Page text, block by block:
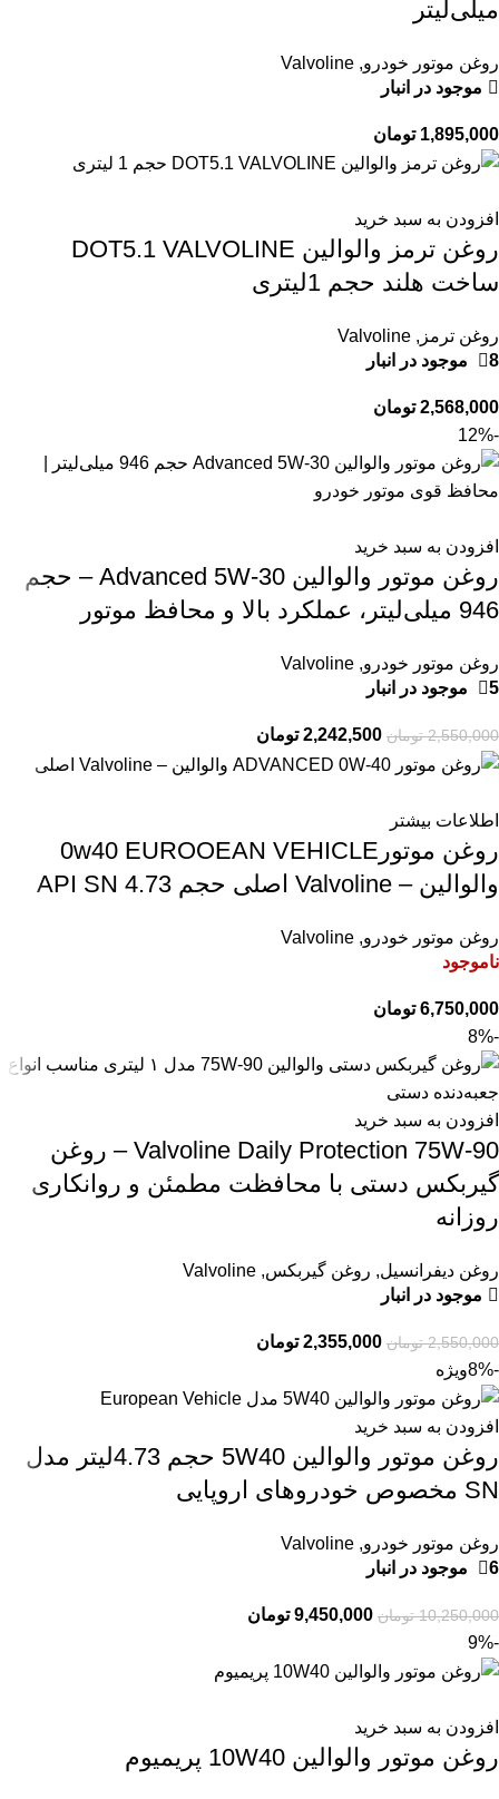
میلی‌لیتر
روغن موتور خودرو,
Valvoline
موجود در انبار
1,895,000 تومان
افزودن به سبد خرید
روغن ترمز والوالین DOT5.1 VALVOLINE
ساخت هلند حجم 1لیتری
روغن ترمز ,
Valvoline
8 موجود در انبار
2,568,000 تومان
-12%
افزودن به سبد خرید
روغن موتور والوالین Advanced 5W-30 – حجم
946 میلی‌لیتر، عملکرد بالا و محافظ موتور
روغن موتور خودرو,
Valvoline
5 موجود در انبار
2,550,000 تومان 2,242,500 تومان
اطلاعات بیشتر
روغن موتور0w40 EUROOEAN VEHICLE
والوالین – Valvoline اصلی حجم 4.73 API SN
روغن موتور خودرو,
Valvoline
ناموجود
6,750,000 تومان
-8%
افزودن به سبد خرید
Valvoline Daily Protection 75W‑90 – روغن
گیربکس دستی با محافظت مطمئن و روانکاری
روزانه
روغن دیفرانسیل, روغن گیربکس,
Valvoline
موجود در انبار
2,550,000 تومان 2,355,000 تومان
-8%
ویژه
افزودن به سبد خرید
روغن موتور والوالین 5W40 حجم 4.73لیتر مدل
SN مخصوص خودروهای اروپایی
روغن موتور خودرو,
Valvoline
6 موجود در انبار
10,250,000 تومان 9,450,000 تومان
-9%
افزودن به سبد خرید
روغن موتور والوالین 10W40 پریمیوم